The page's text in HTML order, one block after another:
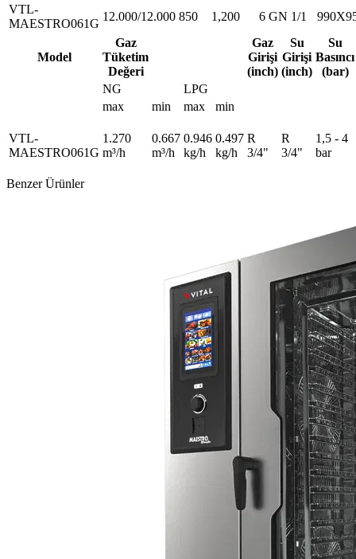
VTL-
MAESTRO061G
12.000/12.000 850 1,200 6 GN 1/1
Model
Gaz
Tüketim
Değeri
Gaz
Girişi
(inch)
Su
Girişi
(inch)
Su
Basıncı
(bar)
NG
LPG
max
min max min
VTL-
MAESTRO061G
1.270
m³/h
0.667
m³/h
0.946
kg/h
0.497
kg/h
R
3/4"
R
3/4"
1,5 - 4
bar
Benzer Ürünler